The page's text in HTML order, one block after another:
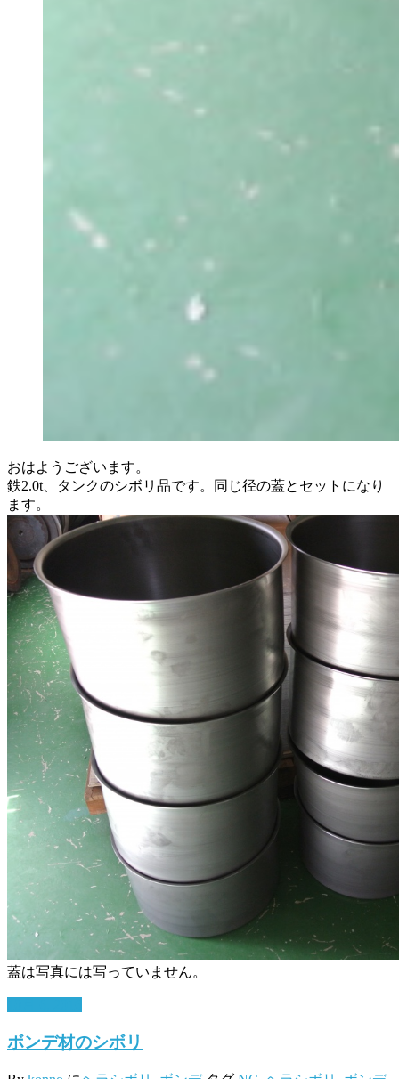
おはようございます。
鉄2.0t、タンクのシボリ品です。同じ径の蓋とセットになり
ます。
蓋は写真には写っていません。
ボンデ材のシボリ